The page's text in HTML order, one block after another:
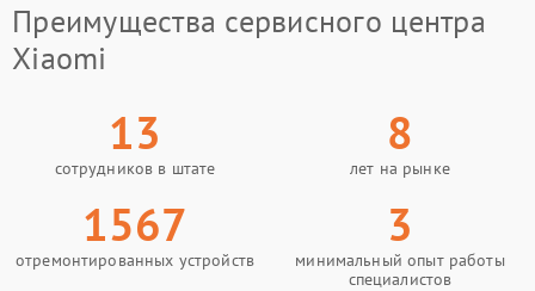
Преимущества сервисного центра
Xiaomi
13
сотрудников в штате
8
лет на рынке
1567
отремонтированных устройств
3
минимальный опыт работы
специалистов